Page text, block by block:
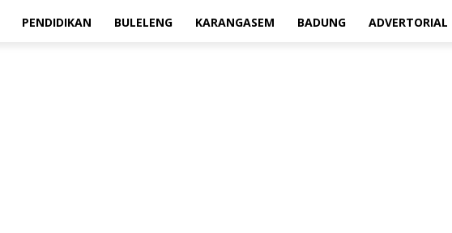
PENDIDIKAN BULELENG KARANGASEM BADUNG ADVERTORIAL